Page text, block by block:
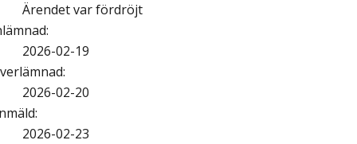
Ärendet var fördröjt
:
2026-02-19
:
2026-02-20
:
2026-02-23